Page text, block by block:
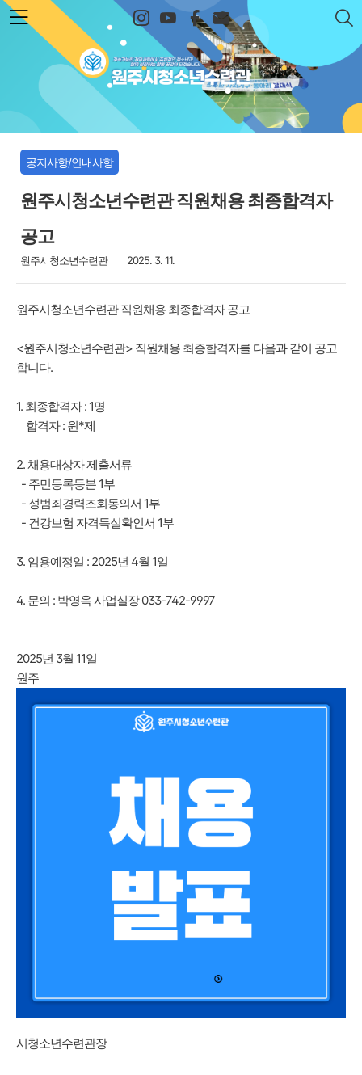
본문 바로가기
원주시청소년수련관
공지사항/안내사항
원주시청소년수련관 직원채용 최종합격자
공고
원주시청소년수련관 2025. 3. 11.
원주시청소년수련관 직원채용 최종합격자 공고
<원주시청소년수련관> 직원채용 최종합격자를 다음과 같이 공고
합니다.
1. 최종합격자 : 1명
합격자 : 원*제
2. 채용대상자 제출서류
- 주민등록등본 1부
- 성범죄경력조회동의서 1부
- 건강보험 자격득실확인서 1부
3. 임용예정일 : 2025년 4월 1일
4. 문의 : 박영옥 사업실장 033-742-9997
2025년 3월 11일
원주
시청소년수련관장